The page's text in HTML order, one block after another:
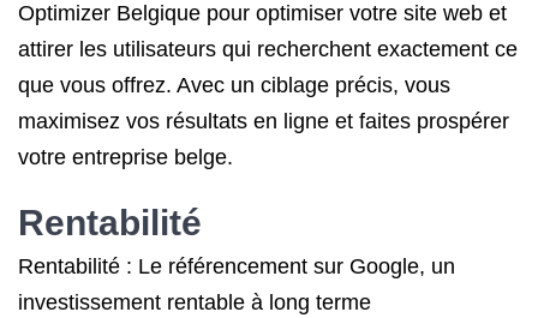
Optimizer Belgique pour optimiser votre site web et
attirer les utilisateurs qui recherchent exactement ce
que vous offrez. Avec un ciblage précis, vous
maximisez vos résultats en ligne et faites prospérer
votre entreprise belge.
Rentabilité
Rentabilité : Le référencement sur Google, un
investissement rentable à long terme